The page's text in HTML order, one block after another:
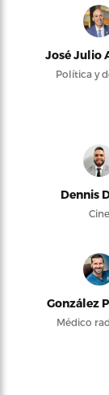
José Julio
Política y
Dennis
Cine
González
Médico